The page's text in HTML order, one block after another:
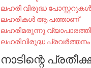
ലഹരി വിരുദ്ധ പോസ്റ്ററുകള്‍
ലഹരികൾ ആ പത്താണ്
ലഹരിമരുന്നു
ലഹരിവിരുദ്ധ പ്രവര്‍ത്തനം
നാടിന്റെ